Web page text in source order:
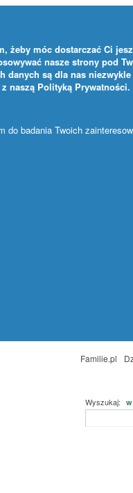
żeby móc dostarczać Ci
nasze strony pod
są dla nas
naszą Polityką Prywatności.
badania Twoich
Familie.pl
Wyszukaj: